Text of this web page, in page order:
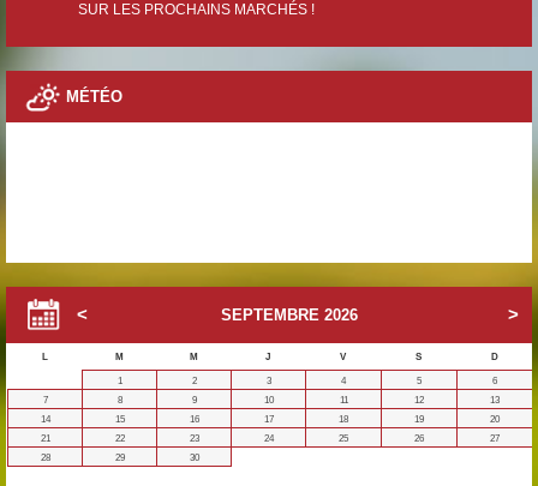
SUR LES PROCHAINS MARCHÉS !
MÉTÉO
SEPTEMBRE 2026
L M M J V S
D
1
2 3 4 5
6
7
8 9 10 11 12
13
14
15 16 17 18 19
20
21
22 23 24 25 26
27
28
29 30